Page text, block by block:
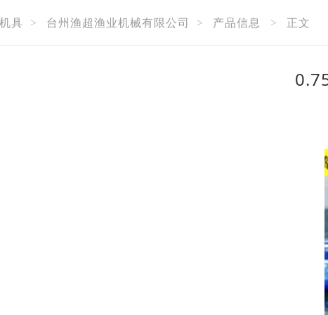
具 > 台州渔超渔业机械有限公司 > 产品信息 > 正文